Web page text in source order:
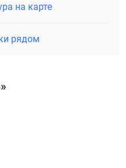
на карте
рядом